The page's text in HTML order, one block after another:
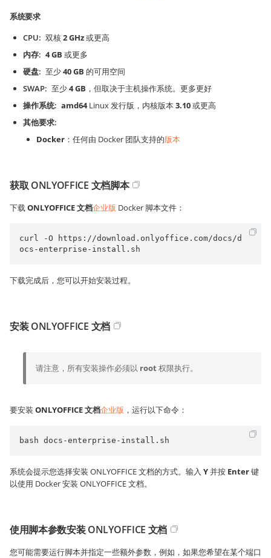
系统要求
CPU
双核2 GHz或更高
内存
4 GB 或更多
硬盘
至少40 GB 的可用空间
SWAP
至少4 GB ，但取决于主机操作系统。更多更好
操作系统
amd64Linux 发行版，内核版本3.10或更高
其他要求
Docker ：任何由 Docker 团队支持的版本
获取 ONLYOFFICE 文档脚本
下载ONLYOFFICE 文档企业版 Docker 脚本文件：
curl -O https://download.onlyoffice.com/docs/d
ocs-enterprise-install.sh
下载完成后，您可以开始安装过程。
安装 ONLYOFFICE 文档
请注意，所有安装操作必须以 root权限执行。
要安装 ONLYOFFICE 文档企业版 ，运行以下命令：
bash docs-enterprise-install.sh
系统会提示您选择安装 ONLYOFFICE 文档的方式。输入 Y并按 Enter键
以使用 Docker 安装 ONLYOFFICE 文档。
使用脚本参数安装 ONLYOFFICE 文档
您可能需要运行脚本并指定一些额外参数，例如，如果您希望在某个端口